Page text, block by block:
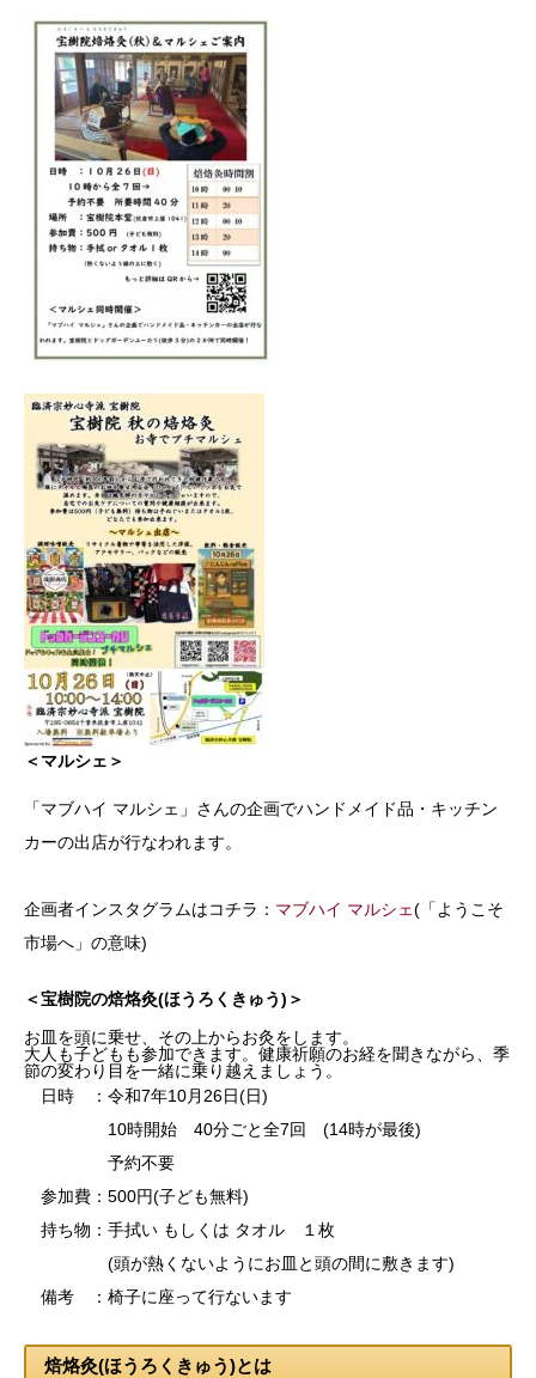
＜マルシェ＞
「マブハイ マルシェ」さんの企画でハンドメイド品・キッチン
カーの出店が行なわれます。
企画者インスタグラムはコチラ： マブハイ マルシェ(「ようこそ
市場へ」の意味)
＜宝樹院の焙烙灸(ほうろくきゅう)＞
お皿を頭に乗せ、その上からお灸をします。
大人も子どもも参加できます。健康祈願のお経を聞きながら、季
節の変わり目を一緒に乗り越えましょう。
日時 ：令和7年10月26日(日)
10時開始 40分ごと全7回 (14時が最後)
予約不要
参加費：500円(子ども無料)
持ち物：手拭い もしくは タオル １枚
(頭が熱くないようにお皿と頭の間に敷きます)
備考 ：椅子に座って行ないます
焙烙灸(ほうろくきゅう)とは